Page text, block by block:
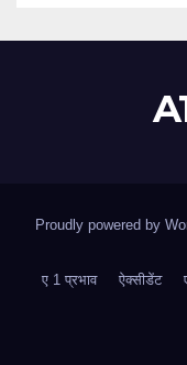
Proudly powered by
ए 1 प्रभाव ऐक्सीडेंट